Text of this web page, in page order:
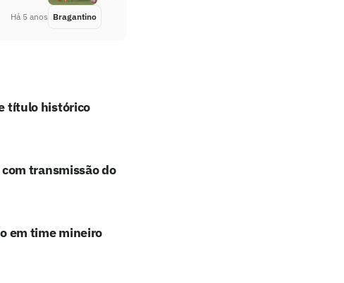
Há 5 anos Bragantino
título histórico
transmissão do
em time mineiro